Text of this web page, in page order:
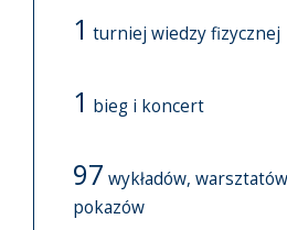
1 turniej wiedzy fizycznej
1 bieg i koncert
97 wykładów,
pokazów